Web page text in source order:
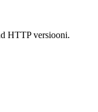
HTTP versiooni.